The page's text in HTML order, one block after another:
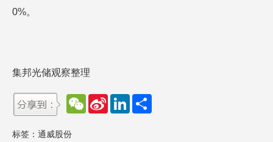
0%。
集邦光储观察整理
W
e
S
L
标签： 通威股份